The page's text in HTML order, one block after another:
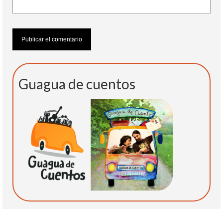
Guagua de cuentos